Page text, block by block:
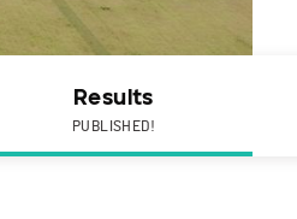
Results
PUBLISHED!